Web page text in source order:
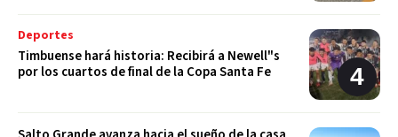
Deportes
Timbuense hará historia: Recibirá a Newell"s
por los cuartos de final de la Copa Santa Fe